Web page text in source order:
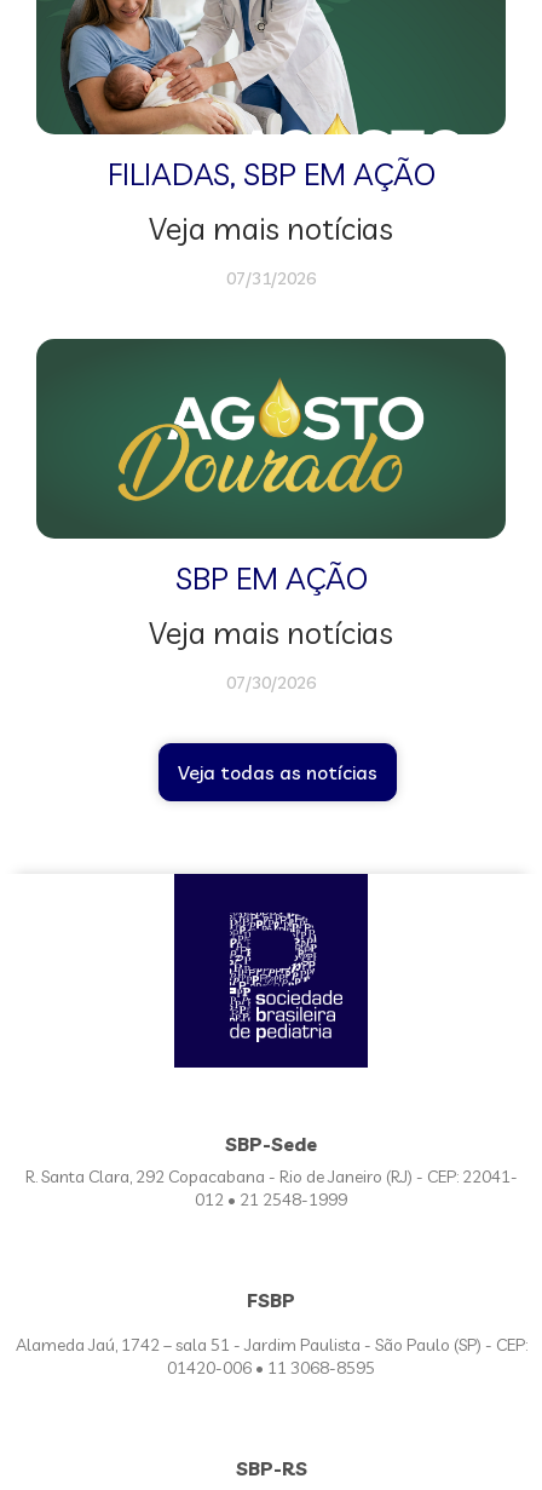
FILIADAS, SBP EM AÇÃO
Veja mais notícias
07/31/2026
SBP EM AÇÃO
Veja mais notícias
07/30/2026
Veja todas as notícias
SBP-Sede
R. Santa Clara, 292 Copacabana - Rio de Janeiro (RJ) - CEP: 22041-
012 • 21 2548-1999
FSBP
Alameda Jaú, 1742 – sala 51 - Jardim Paulista - São Paulo (SP) - CEP:
01420-006 • 11 3068-8595
SBP-RS